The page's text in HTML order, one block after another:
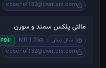
cosehof132@dwriters.com
مالتی پلکس سمند و سورن
1 سال پیش 1.25 MB
PDF
cosehof132@dwriters.com